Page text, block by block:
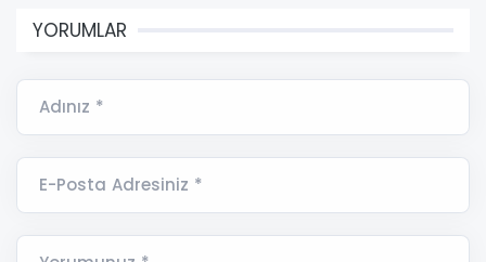
YORUMLAR
Adınız *
E-Posta Adresiniz *